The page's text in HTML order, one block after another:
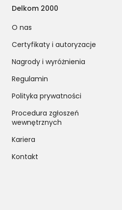
Delkom 2000
O nas
Certyfikaty i autoryzacje
Nagrody i wyróżnienia
Regulamin
Polityka prywatności
Procedura zgłoszeń
wewnętrznych
Kariera
Kontakt